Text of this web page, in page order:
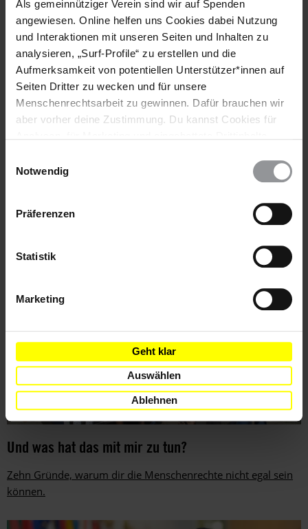
Als gemeinnütziger Verein sind wir auf Spenden
angewiesen. Online helfen uns Cookies dabei Nutzung
und Interaktionen mit unseren Seiten und Inhalten zu
analysieren, „Surf-Profile“ zu erstellen und die
Aufmerksamkeit von potentiellen Unterstützer*innen auf
Seiten Dritter zu wecken und für unsere
Menschenrechtsarbeit zu gewinnen. Dafür brauchen wir
aber vorher deine Zustimmung. Du kannst Cookies für
wieder ändern. Diesen Banner kannst Du über den Link
Notwendig
Präferenzen
Statistik
Marketing
Geht klar
Auswählen
Ablehnen
AMNESTY JOURNAL KENIA 26.03.2019
"Menschenrechte sind das beste Mittel gegen
Terrorismus"
Terrorismus, Korruption und Herausforderungen bei der
Menschenrechtsarbeit. Interview: Hannah El-Hitami 2018
International auf Platz 144 von 180 Staaten. Was bedeutet das
für die Arbeit von Amnesty in Kenia? Korruption ist eine der...
Und was hat das mit mir zu tun?
Zehn Gründe, warum dir die Menschenrechte nicht egal sein
können.